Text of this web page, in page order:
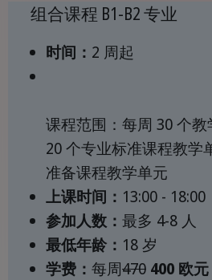
组合课程 B1-B2 专业
时间： 2 周起
课程范围：每周 30 个教
20 个专业标准课程教学
准备课程教学单元
上课时间： 13:00 - 18:00
参加人数： 最多 4-8 人
最低年龄： 18 岁
学费： 每周470 400 欧元